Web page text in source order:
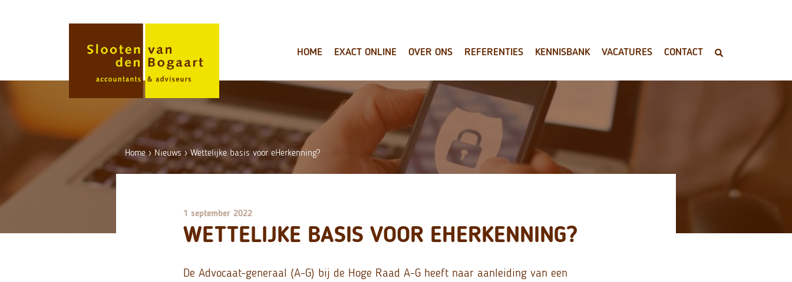
HOME EXACT ONLINE OVER ONS REFERENTIES KENNISBANK VACATURES CONTACT
Home› Nieuws ›Wettelijke basis voor eHerkenning?
1 september 2022
WETTELIJKE BASIS VOOR EHERKENNING?
De Advocaat-generaal (A-G) bij de Hoge Raad A-G heeft naar aanleiding van een